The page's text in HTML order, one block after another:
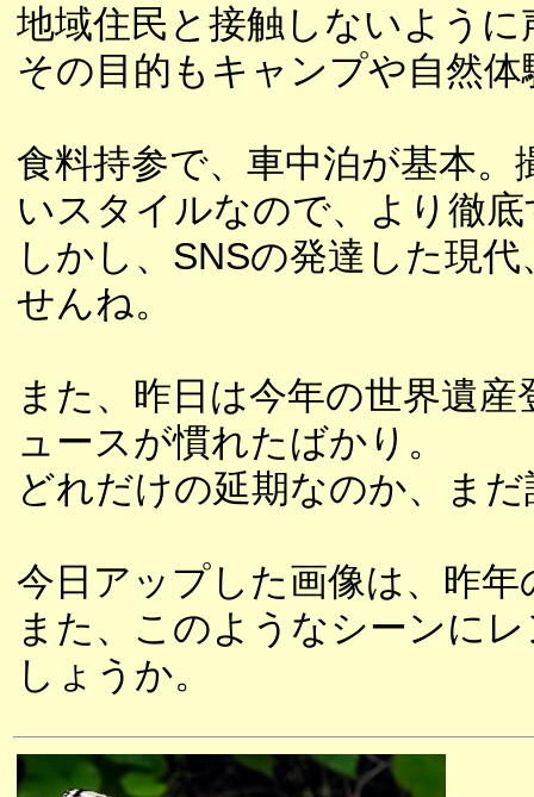
地域住民と接触しないよう
その目的もキャンプや自然
食料持参で、車中泊が基本
いスタイルなので、より徹
しかし、SNSの発達した現
せんね。
また、昨日は今年の世界遺
ュースが慣れたばかり。
どれだけの延期なのか、ま
今日アップした画像は、昨
また、このようなシーンに
しょうか。